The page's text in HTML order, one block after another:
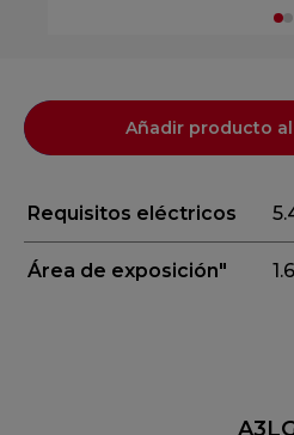
Añadir producto
Requisitos eléctricos
Área de exposición"